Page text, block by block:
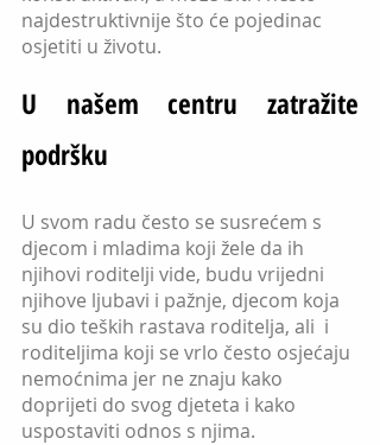
najdestruktivnije što će pojedinac
osjetiti u životu.
U našem centru zatražite
podršku
U svom radu često se susrećem s
djecom i mladima koji žele da ih
njihovi roditelji vide, budu vrijedni
njihove ljubavi i pažnje, djecom koja
su dio teških rastava roditelja, ali  i
roditeljima koji se vrlo često osjećaju
nemoćnima jer ne znaju kako
doprijeti do svog djeteta i kako
uspostaviti odnos s njima.